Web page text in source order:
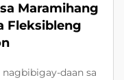
Maramihang
Fleksibleng
daan sa